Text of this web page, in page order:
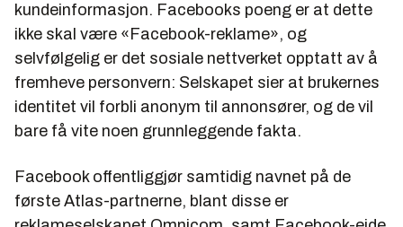
kundeinformasjon. Facebooks poeng er at dette
ikke skal være «Facebook-reklame», og
selvfølgelig er det sosiale nettverket opptatt av å
fremheve personvern: Selskapet sier at brukernes
identitet vil forbli anonym til annonsører, og de vil
bare få vite noen grunnleggende fakta.
Facebook offentliggjør samtidig navnet på de
første Atlas-partnerne, blant disse er